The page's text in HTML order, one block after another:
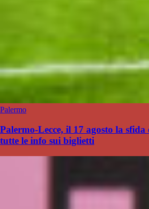
Palermo
Palermo-Lecce, il 17 agosto la
tutte le info sui biglietti